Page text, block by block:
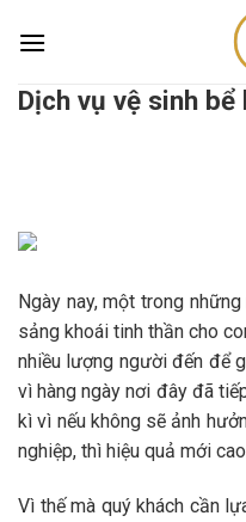
Dịch vụ vệ sinh bể
Dịch vụ vệ sinh bể
Ngày nay, một trong
sảng khoái tinh thần cho
nhiều lượng người đến để
vì hàng ngày nơi đây đã
kì vì nếu không sẽ ảnh
nghiệp, thì hiệu quả mới
Vì thế mà quý khách cần